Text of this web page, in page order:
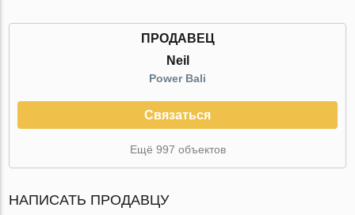
ПРОДАВЕЦ
Neil
Power Bali
Связаться
Ещё 997 объектов
НАПИСАТЬ ПРОДАВЦУ